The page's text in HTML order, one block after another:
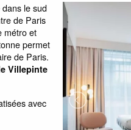
le sud
de Paris
métro et
permet
de Paris.
Villepinte
avec